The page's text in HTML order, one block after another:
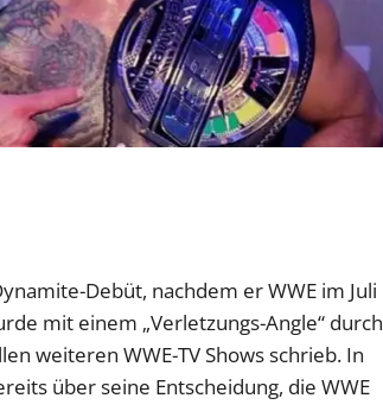
Debüt, nachdem er WWE im Juli
mit einem „Verletzungs-Angle“ durch
weiteren WWE-TV Shows schrieb. In
über seine Entscheidung, die WWE